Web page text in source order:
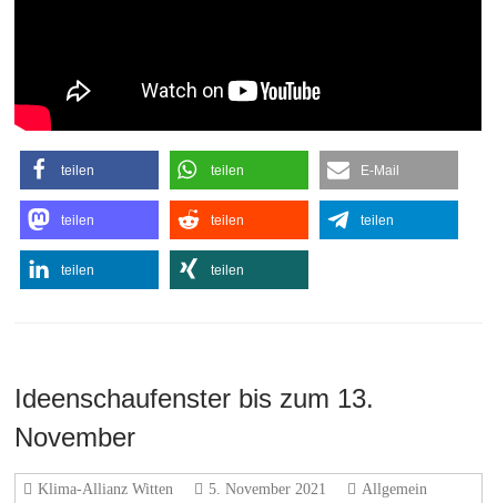
teilen teilen E-Mail
teilen teilen teilen
teilen teilen
Ideenschaufenster bis zum 13.
November
Klima-Allianz Witten 5. November 2021 Allgemein